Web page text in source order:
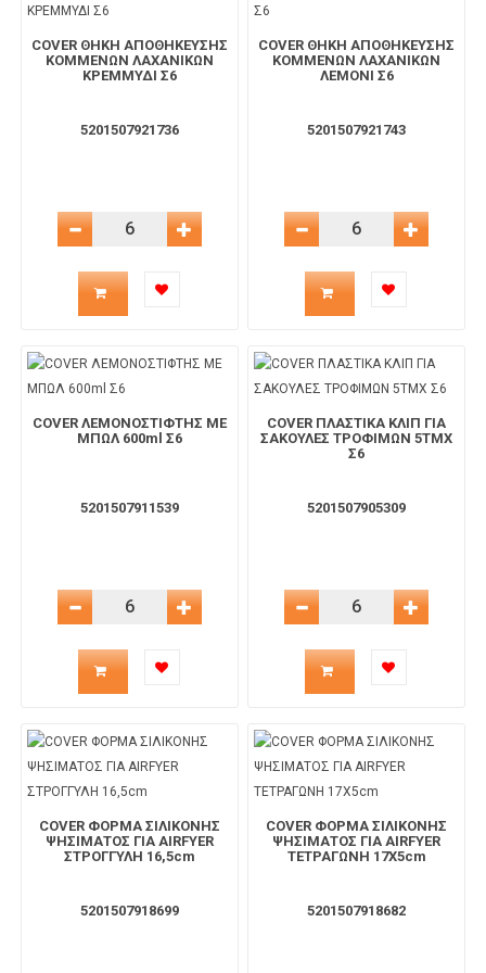
5201507921736
COVER ΘΗΚΗ ΑΠΟΘΗΚΕΥΣΗΣ
ΚΟΜΜΕΝΩΝ ΛΑΧΑΝΙΚΩΝ
ΚΡΕΜΜΥΔΙ Σ6
Μείωση Ποσότητας
προϊόντος
Αύξηση Ποσότητας
5201507921743
COVER ΘΗΚΗ ΑΠΟΘΗΚΕΥΣΗΣ
ΚΟΜΜΕΝΩΝ ΛΑΧΑΝΙΚΩΝ
ΛΕΜΟΝΙ Σ6
Μείωση Ποσότητας
προϊόντος
το
Αύξηση
5201507911539
COVER ΛΕΜΟΝΟΣΤΙΦΤΗΣ ΜΕ
ΜΠΩΛ 600ml Σ6
Μείωση Ποσότητας
προϊόντος
Αύξηση Ποσότητας
5201507905309
COVER ΠΛΑΣΤΙΚΑ ΚΛΙΠ ΓΙΑ
ΣΑΚΟΥΛΕΣ ΤΡΟΦΙΜΩΝ 5TMX
Σ6
Μείωση Ποσότητας
προϊόντος
Αύξηση
5201507918699
COVER ΦΟΡΜΑ ΣΙΛΙΚΟΝΗΣ
ΨΗΣΙΜΑΤΟΣ ΓΙΑ AIRFYER
ΣΤΡΟΓΓΥΛΗ 16,5cm
5201507918682
COVER ΦΟΡΜΑ ΣΙΛΙΚΟΝΗΣ
ΨΗΣΙΜΑΤΟΣ ΓΙΑ AIRFYER
ΤΕΤΡΑΓΩΝΗ 17Χ5cm